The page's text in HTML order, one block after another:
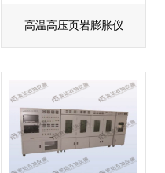
高温高压页岩膨胀仪